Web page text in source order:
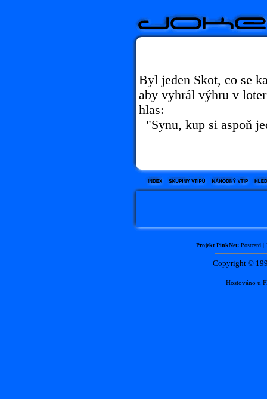
Byl jeden Skot, co se
aby vyhrál výhru v
hlas:
"Synu, kup si aspoň
Projekt PinkNet: Postcard|
Copyright ©
Hostováno u